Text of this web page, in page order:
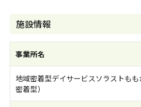
施設情報
事業所名
地域密着型デイサービスソラストも
密着型）